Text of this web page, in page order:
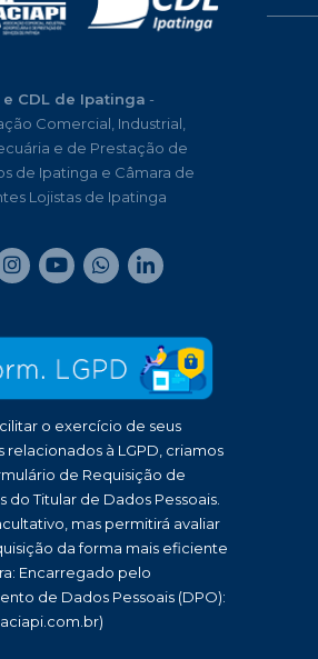
CDL de Ipatinga -
Comercial, Industrial,
e de Prestação de
de Ipatinga e Câmara de
Lojistas de Ipatinga
o exercício de seus
relacionados à LGPD, criamos
de Requisição de
do Titular de Dados Pessoais.
mas permitirá avaliar
da forma mais eficiente
Encarregado pelo
de Dados Pessoais (DPO):